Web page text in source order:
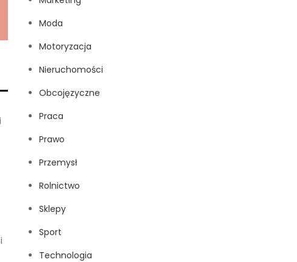
Moda
Motoryzacja
Nieruchomości
Obcojęzyczne
Praca
Prawo
Przemysł
Rolnictwo
Sklepy
Sport
Technologia